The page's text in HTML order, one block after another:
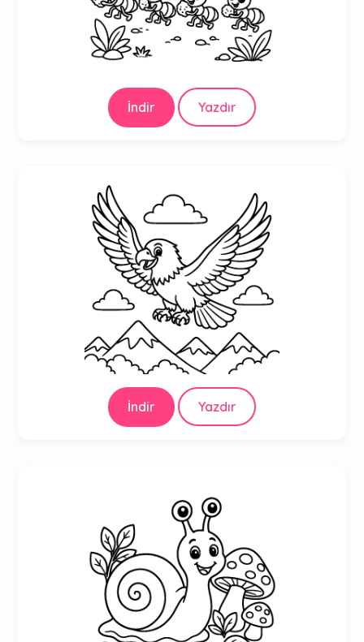
İndir Yazdır
İndir Yazdır